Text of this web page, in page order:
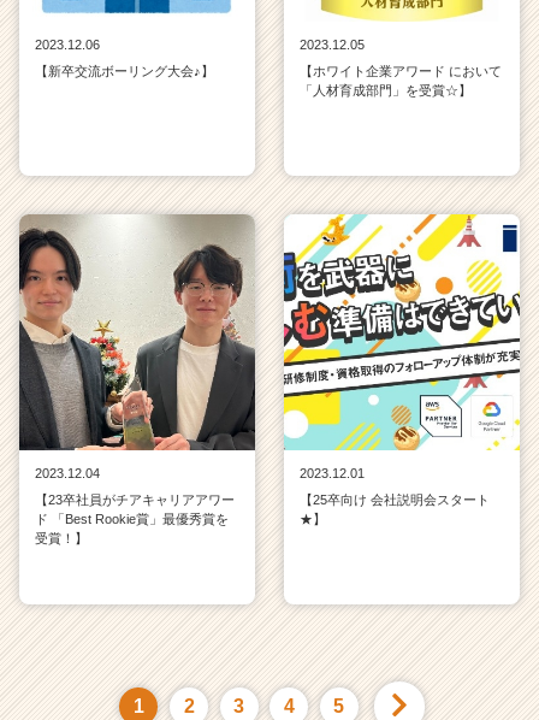
2023.12.06
【新卒交流ボーリング大会♪】
2023.12.05
【ホワイト企業アワード において
「人材育成部門」を受賞☆】
2023.12.04
【23卒社員がチアキャリアアワー
ド 「Best Rookie賞」最優秀賞を
受賞！】
2023.12.01
【25卒向け 会社説明会スタート
★】
1 2 3 4 5